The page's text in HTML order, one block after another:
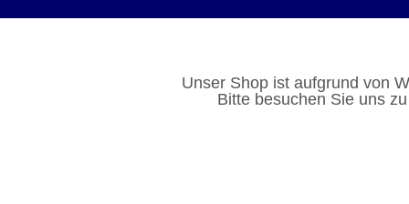
Unser Shop ist aufgrund von
Bitte besuchen Sie uns